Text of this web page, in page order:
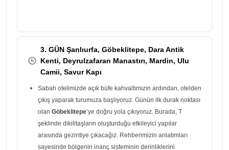
3. GÜN Şanlıurfa, Göbeklitepe, Dara Antik
Kenti, Deyrulzafaran Manastırı, Mardin, Ulu
Camii, Savur Kapı
Sabah otelimizde açık büfe kahvaltımızın ardından, otelden
çıkış yaparak turumuza başlıyoruz. Günün ilk durak noktası
olan Göbeklitepe’ye doğru yola çıkıyoruz. Burada, T
şeklinde dikilitaşların oluşturduğu etkileyici yapılar
arasında gezintiye çıkacağız. Rehberimizin anlatımları
sayesinde bölgenin inanç sisteminin derinliklerini